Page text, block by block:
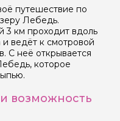
путешествие по
Лебедь.
км проходит вдоль
ведёт к смотровой
С неё открывается
которое
возможность